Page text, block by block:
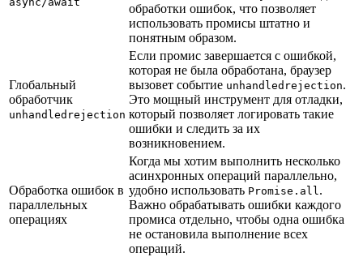
обработки ошибок, что позволяет
использовать промисы штатно и
понятным образом.
Глобальный
обработчик
unhandledrejection
Если промис завершается с ошибкой,
которая не была обработана, браузер
вызовет событие unhandledrejection.
Это мощный инструмент для отладки,
который позволяет логировать такие
ошибки и следить за их
возникновением.
Обработка ошибок в
параллельных
операциях
Когда мы хотим выполнить несколько
асинхронных операций параллельно,
удобно использовать Promise.all.
Важно обрабатывать ошибки каждого
промиса отдельно, чтобы одна ошибка
не остановила выполнение всех
операций.